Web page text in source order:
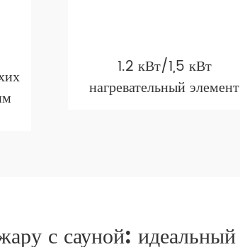
1.2 кВт/1,5 кВт
нагревательный элемент
с сауной: идеальный